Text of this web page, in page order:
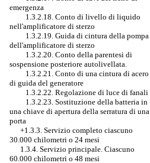
emergenza
1.3.2.18. Conto di livello di liquido
nell'amplificatore di sterzo
1.3.2.19. Guida di cintura della pompa
dell'amplificatore di sterzo
1.3.2.20. Conto della parentesi di
sospensione posteriore autolivellata.
1.3.2.21. Conto di una cintura di acero
di guida del generatore
1.3.2.22. Regolazione di luce di fanali
1.3.2.23. Sostituzione della batteria in
una chiave di apertura della serratura di una
porta
+1.3.3. Servizio completo ciascuno
30.000 chilometri o 24 mesi
1.3.4. Servizio principale. Ciascuno
60.000 chilometri o 48 mesi